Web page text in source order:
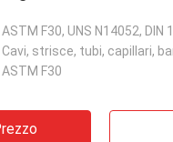
ASTM F30, UNS N14052, DIN
Cavi, strisce, tubi, capillari,
ASTM F30